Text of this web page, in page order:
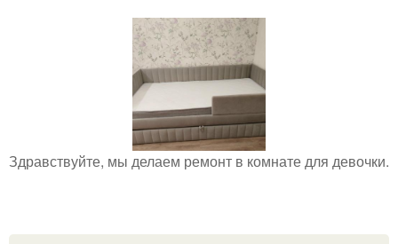
Здравствуйте, мы делаем ремонт в комнате для девочки.